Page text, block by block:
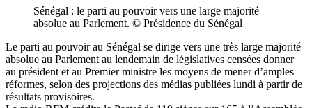
Sénégal : le parti au pouvoir vers une large majorité
absolue au Parlement. © Présidence du Sénégal
Le parti au pouvoir au Sénégal se dirige vers une très large majorité
absolue au Parlement au lendemain de législatives censées donner
au président et au Premier ministre les moyens de mener d’amples
réformes, selon des projections des médias publiées lundi à partir de
résultats provisoires.